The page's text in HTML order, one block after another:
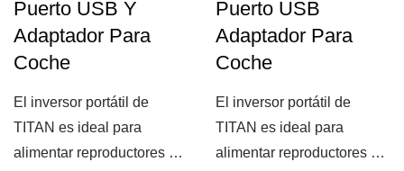
Puerto USB Y
Adaptador Para
Coche
El inversor portátil de
TITAN es ideal para
alimentar reproductores de
Puerto USB
Adaptador Para
Coche
El inversor portátil de
TITAN es ideal para
alimentar reproductores de